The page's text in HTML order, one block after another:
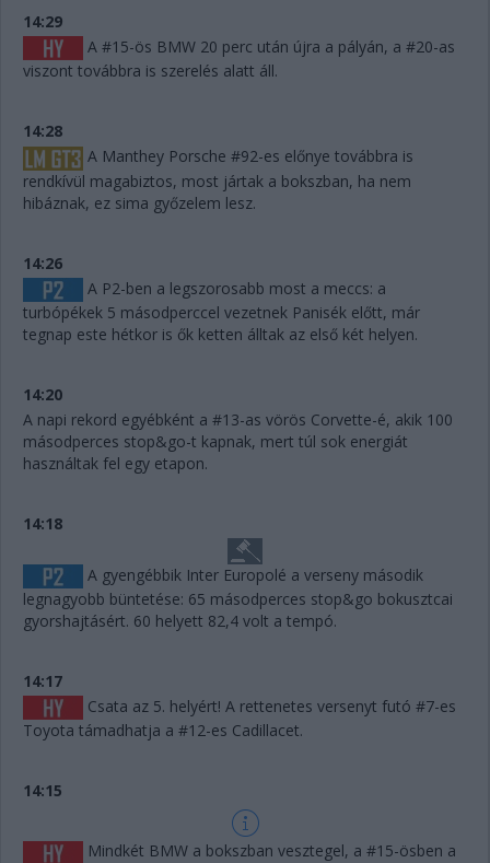
14:29
A #15-ös BMW 20 perc után újra a pályán, a #20-as
viszont továbbra is szerelés alatt áll.
14:28
A Manthey Porsche #92-es előnye továbbra is
rendkívül magabiztos, most jártak a bokszban, ha nem
hibáznak, ez sima győzelem lesz.
14:26
A P2-ben a legszorosabb most a meccs: a
turbópékek 5 másodperccel vezetnek Panisék előtt, már
tegnap este hétkor is ők ketten álltak az első két helyen.
14:20
A napi rekord egyébként a #13-as vörös Corvette-é, akik 100
másodperces stop&go-t kapnak, mert túl sok energiát
használtak fel egy etapon.
14:18
A gyengébbik Inter Europolé a verseny második
legnagyobb büntetése: 65 másodperces stop&go bokusztcai
gyorshajtásért. 60 helyett 82,4 volt a tempó.
14:17
Csata az 5. helyért! A rettenetes versenyt futó #7-es
Toyota támadhatja a #12-es Cadillacet.
14:15
Mindkét BMW a bokszban vesztegel, a #15-ösben a